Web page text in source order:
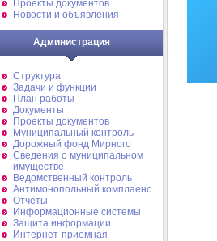
Проекты документов
Новости и объявления
Администрация
Структура
Задачи и функции
План работы
Документы
Проекты документов
Муниципальный контроль
Дорожный фонд Мирного
Cведения о муниципальном
имуществе
Ведомственный контроль
Антимонопольный комплаенс
Отчеты
Информационные системы
Защита информации
Интернет-приемная